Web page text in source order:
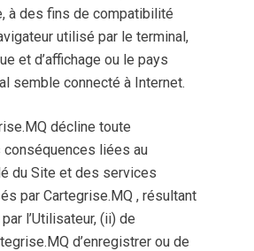
à des fins de compatibilité
utilisé par le terminal,
et d’affichage ou le pays
semble connecté à Internet.
décline toute
liées au
du Site et des services
par Cartegrise.MQ , résultant
l’Utilisateur, (ii) de
d’enregistrer ou de